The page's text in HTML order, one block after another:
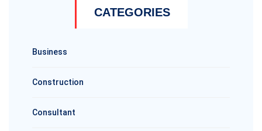
CATEGORIES
Business
Construction
Consultant